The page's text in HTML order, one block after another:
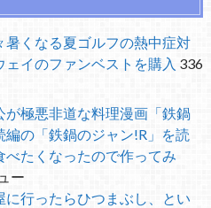
暑くなる夏ゴルフの熱中症対
ェイのファンベストを購入 336
が極悪非道な料理漫画「鉄鍋
編の「鉄鍋のジャン!R」を読
べたくなったので作ってみ
ー
に行ったらひつまぶし、とい